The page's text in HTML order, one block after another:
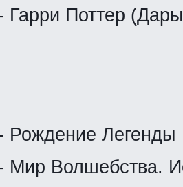
Гарри Поттер
Рождение Легенды
Мир Волшебства.